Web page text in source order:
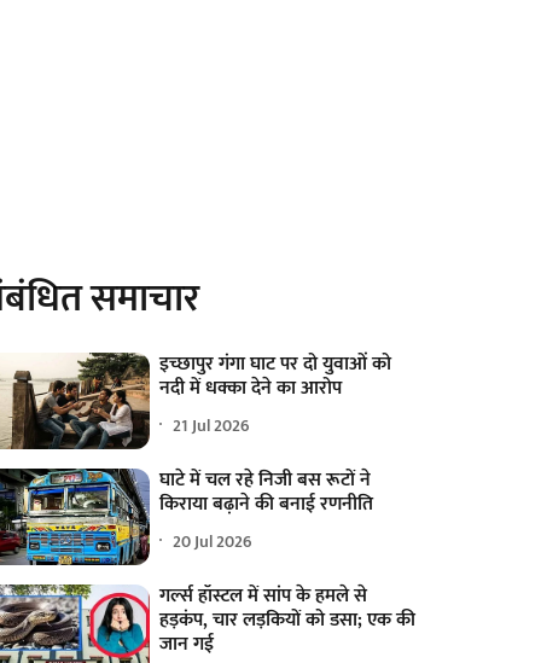
समाचार
इच्छापुर गंगा घाट पर दो युवाओं को
नदी में धक्का देने का आरोप
21 Jul 2026
घाटे में चल रहे निजी बस रूटों ने
किराया बढ़ाने की बनाई रणनीति
20 Jul 2026
गर्ल्स हॉस्टल में सांप के हमले से
हड़कंप, चार लड़कियों को डसा; एक की
जान गई